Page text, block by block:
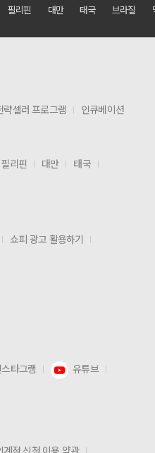
필리핀 대만 태국 브라질
략셀러 프로그램 인큐베이션
필리핀 대만
태국
쇼피 광고 활용하기
타그램
유튜브